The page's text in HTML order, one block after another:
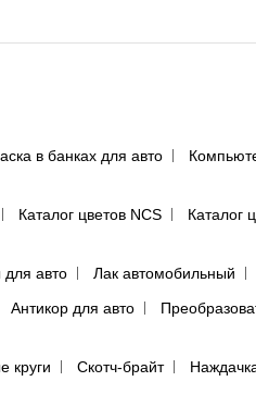
в банках для авто
Каталог цветов NCS
Каталог
для авто Лак автомобильный
Антикор для авто
круги Скотч-брайт